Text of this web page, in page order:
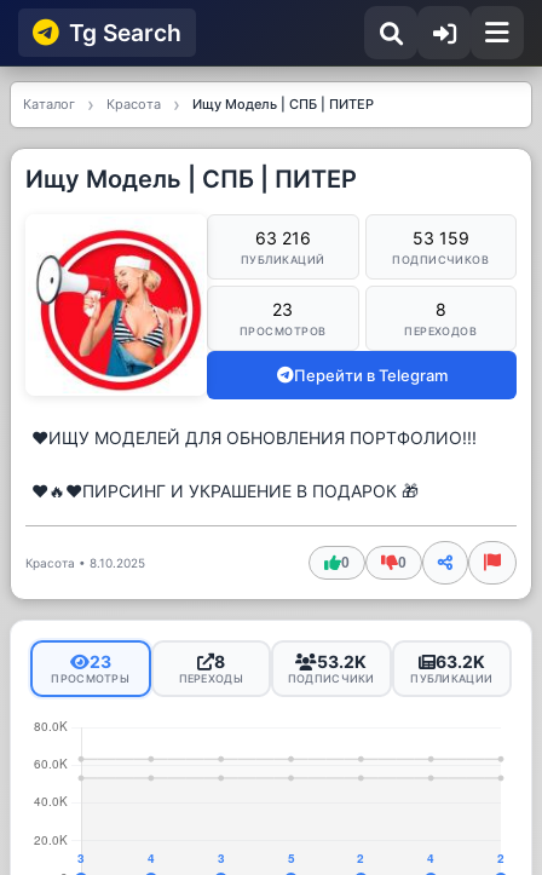
Tg Searсh
Каталог Красота Ищу Модель | СПБ | ПИТЕР
Ищу Модель | СПБ | ПИТЕР
63 216
ПУБЛИКАЦИЙ
53 159
ПОДПИСЧИКОВ
23
ПРОСМОТРОВ
8
ПЕРЕХОДОВ
Перейти в Telegram
❤️ИЩУ МОДЕЛЕЙ ДЛЯ ОБНОВЛЕНИЯ ПОРТФОЛИО!!!
❤️🔥❤️ПИРСИНГ И УКРАШЕНИЕ В ПОДАРОК 🎁
Красота • 8.10.2025 0 0
23
ПРОСМОТРЫ
8
ПЕРЕХОДЫ
53.2K
ПОДПИСЧИКИ
63.2K
ПУБЛИКАЦИИ